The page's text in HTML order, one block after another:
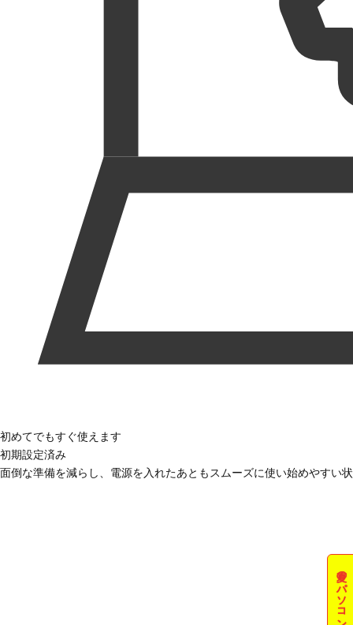
夏のパソコン祭
初めてでもすぐ使えます
初期設定済み
面倒な準備を減らし、電源を入れたあともスムーズに使い始めやすい